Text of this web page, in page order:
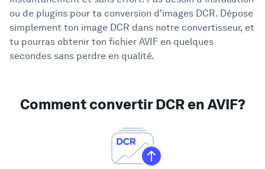
ou de plugins pour ta conversion d'images DCR. Dépose
simplement ton image DCR dans notre convertisseur, et
tu pourras obtenir ton fichier AVIF en quelques
secondes sans perdre en qualité.
Comment convertir DCR en AVIF?